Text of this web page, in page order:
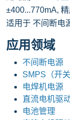
±400...770mA,
适用于 不间断电
应用领域
不间断电源
SMPS（开关
电焊机电源
直流电机驱
电池管理